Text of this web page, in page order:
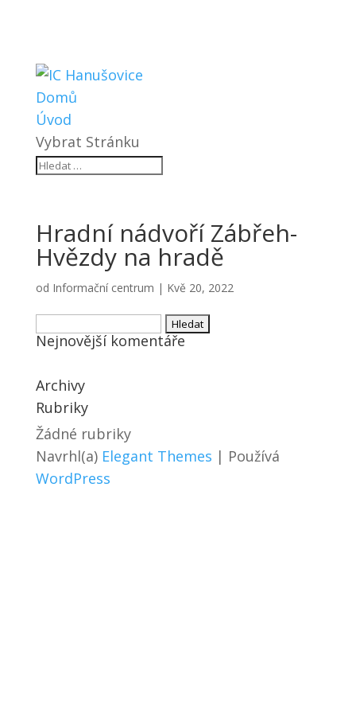
Domů
Úvod
Vybrat Stránku
Hradní nádvoří Zábřeh-
Hvězdy na hradě
od Informační centrum | Kvě 20, 2022
Vyhledávání
Nejnovější komentáře
Archivy
Rubriky
Žádné rubriky
Navrhl(a) Elegant Themes | Používá
WordPress